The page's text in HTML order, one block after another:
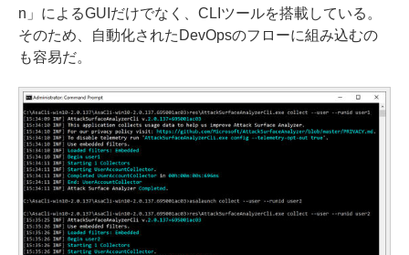
n」によるGUIだけでなく、CLIツールを搭載している。
そのため、自動化されたDevOpsのフローに組み込むの
も容易だ。